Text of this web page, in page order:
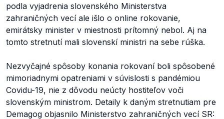
podla vyjadrenia slovenského Ministerstva
zahraničných vecí ale išlo o online rokovanie,
emirátsky minister v miestnosti prítomný nebol. Aj na
tomto stretnutí mali slovenskí ministri na sebe rúška.
Nezvyčajné spôsoby konania rokovaní boli spôsobené
mimoriadnymi opatreniami v súvislosti s pandémiou
Covidu-19, nie z dôvodu neúcty hostiteľov voči
slovenským ministrom. Detaily k daným stretnutiam pre
Demagog objasnilo Ministerstvo zahraničných vecí SR: